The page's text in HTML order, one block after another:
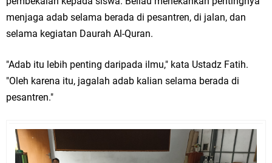
menjaga adab selama berada di pesantren, di jalan, dan
selama kegiatan Daurah Al-Quran.
"Adab itu lebih penting daripada ilmu," kata Ustadz Fatih.
"Oleh karena itu, jagalah adab kalian selama berada di
pesantren."